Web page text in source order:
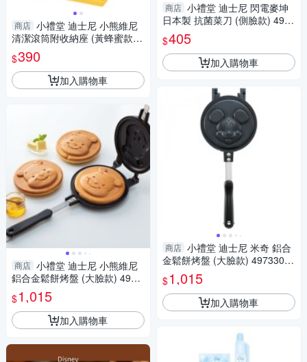
商店 小禮堂 迪士尼 小熊維尼
清潔滾筒附收納座 (黃蜂蜜款) 4
973307-578380
$390
加入購物車
商店 小禮堂 迪士尼 小熊維尼
鋁合金鬆餅烤盤 (大臉款) 4973
307-549694
$1,015
加入購物車
商店 小禮堂 迪士尼 閃電麥坤
日本製 抗菌菜刀 (側臉款) 4984
909-330955
$405
加入購物車
商店 小禮堂 迪士尼 米奇 鋁合
金鬆餅烤盤 (大臉款) 4973307-
549656
$1,015
加入購物車